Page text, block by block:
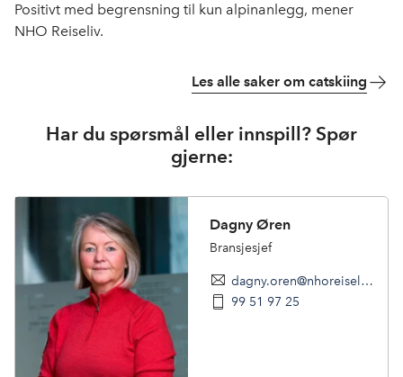
Positivt med begrensning til kun alpinanlegg, mener
NHO Reiseliv.
Les alle saker om catskiing
Har du spørsmål eller innspill? Spør
gjerne:
Dagny Øren
Bransjesjef
dagny.oren@nhoreiseliv.no
99 51 97 25